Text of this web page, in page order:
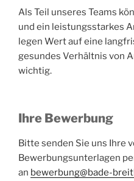
Als Teil unseres Teams
und ein leistungsstarkes
legen Wert auf eine
gesundes Verhältnis von
wichtig.
Ihre Bewerbung
Bitte senden Sie uns Ihre
Bewerbungsunterlagen
an bewerbung@bade-